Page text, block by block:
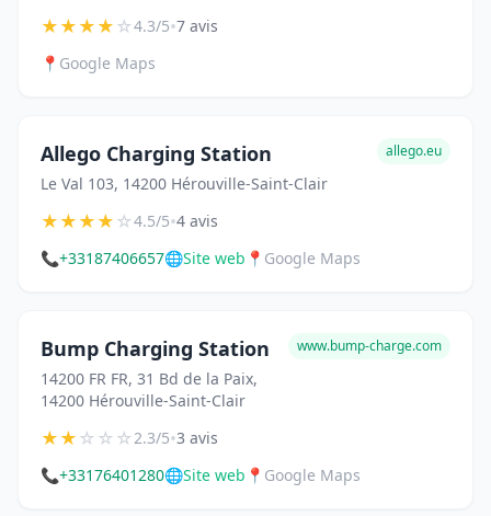
★★★★☆4.3/5•7 avis
📍 Google Maps
Allego Charging Station
Le Val 103, 14200 Hérouville-Saint-Clair
allego.eu
★★★★☆4.5/5•4 avis
📞+33187406657🌐Site web 📍 Google Maps
Bump Charging Station
14200 FR FR, 31 Bd de la Paix,
14200 Hérouville-Saint-Clair
www.bump-charge.com
★★☆☆☆2.3/5•3 avis
📞+33176401280🌐Site web 📍 Google Maps